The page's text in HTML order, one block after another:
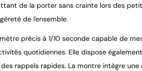
de la porter sans crainte lors des
de l'ensemble.
précis à 1/10 seconde capable de
quotidiennes. Elle dispose
rappels rapides. La montre intègre